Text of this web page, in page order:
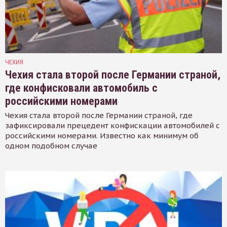
ЧЕХИЯ
Чехия стала второй после Германии страной,
где конфисковали автомобиль с
российскими номерами
Чехия стала второй после Германии страной, где
зафиксировали прецедент конфискации автомобилей с
российскими номерами. Известно как минимум об
одном подобном случае